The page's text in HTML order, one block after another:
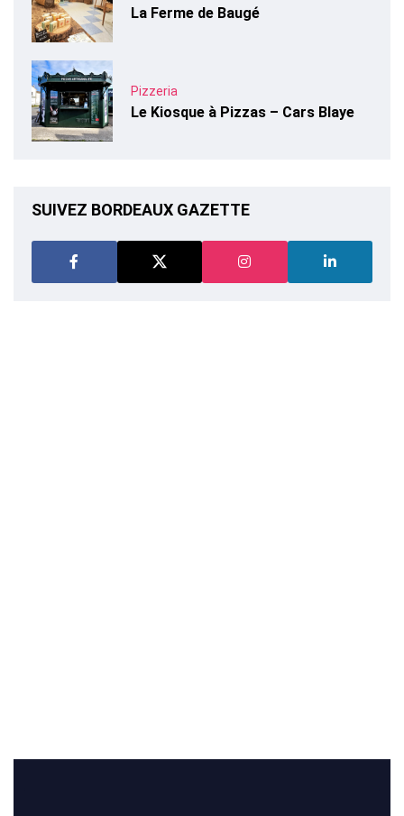
La Ferme de Baugé
Pizzeria
Le Kiosque à Pizzas – Cars Blaye
SUIVEZ BORDEAUX GAZETTE